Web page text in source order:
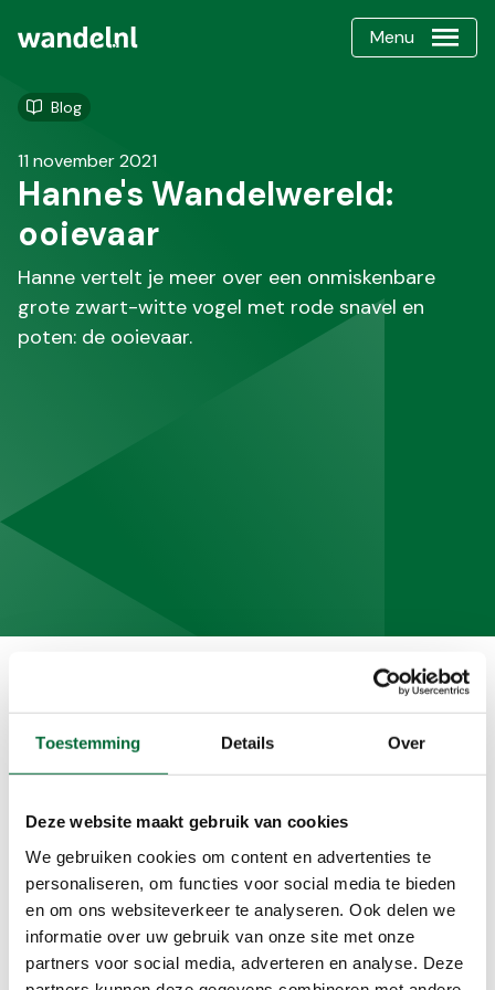
Toestemming Details Over
Deze website maakt gebruik van cookies
We gebruiken cookies om content en advertenties te
personaliseren, om functies voor social media te bieden
en om ons websiteverkeer te analyseren. Ook delen we
informatie over uw gebruik van onze site met onze
partners voor social media, adverteren en analyse. Deze
Menu
Blog
11 november 2021
Hanne's Wandelwereld:
ooievaar
Hanne vertelt je meer over een onmiskenbare
grote zwart-witte vogel met rode snavel en
poten: de ooievaar.